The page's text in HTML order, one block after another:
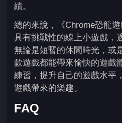
績。
總的來說，《Chrome恐龍遊
具有挑戰性的線上小遊戲，
無論是短暫的休閒時光，或
款遊戲都能帶來愉快的遊戲
練習，提升自己的遊戲水平
遊戲帶來的樂趣。
FAQ